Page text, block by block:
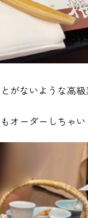
がないような高級
オーダーしちゃい